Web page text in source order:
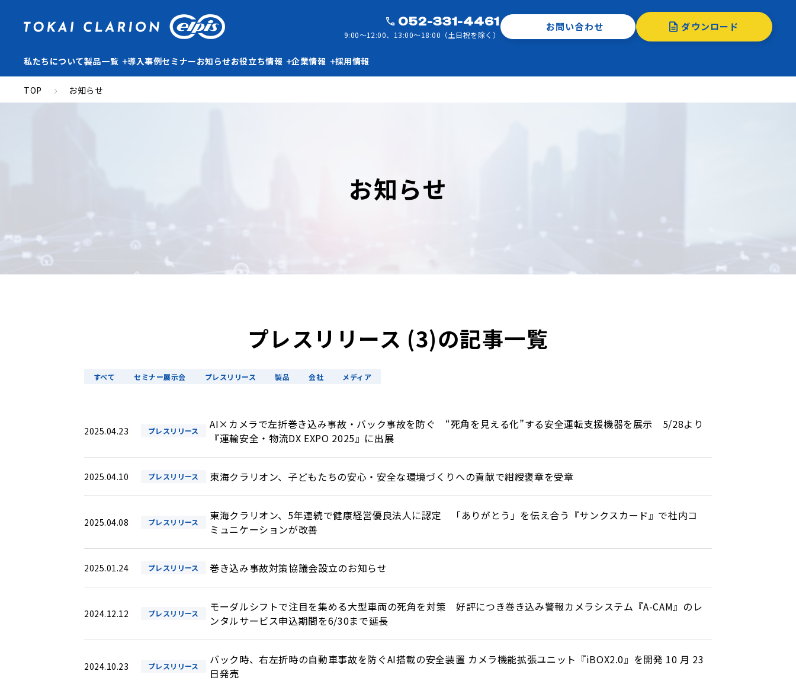
052-331-4461
9:00～12:00、13:00～18:00（土日祝を除く）
お問い合わせ ダウンロード
私たちについて製品一覧 導入事例セミナーお知らせお役立ち情報 企業情報 採用情報
TOP お知らせ
お知らせ
プレスリリース (3)の記事一覧
すべて セミナー展示会 プレスリリース 製品 会社 メディア
2025.04.23 プレスリリース
AI×カメラで左折巻き込み事故・バック事故を防ぐ “死角を見える化”する安全運転支援機器を展示 5/28より
『運輸安全・物流DX EXPO 2025』に出展
2025.04.10 プレスリリース 東海クラリオン、子どもたちの安心・安全な環境づくりへの貢献で紺綬褒章を受章
2025.04.08 プレスリリース
東海クラリオン、5年連続で健康経営優良法人に認定 「ありがとう」を伝え合う『サンクスカード』で社内コ
ミュニケーションが改善
2025.01.24 プレスリリース 巻き込み事故対策協議会設立のお知らせ
2024.12.12 プレスリリース
モーダルシフトで注目を集める大型車両の死角を対策 好評につき巻き込み警報カメラシステム『A-CAM』のレ
ンタルサービス申込期間を6/30まで延長
2024.10.23 プレスリリース
バック時、右左折時の自動車事故を防ぐAI搭載の安全装置 カメラ機能拡張ユニット『iBOX2.0』を開発 10 月 23
日発売